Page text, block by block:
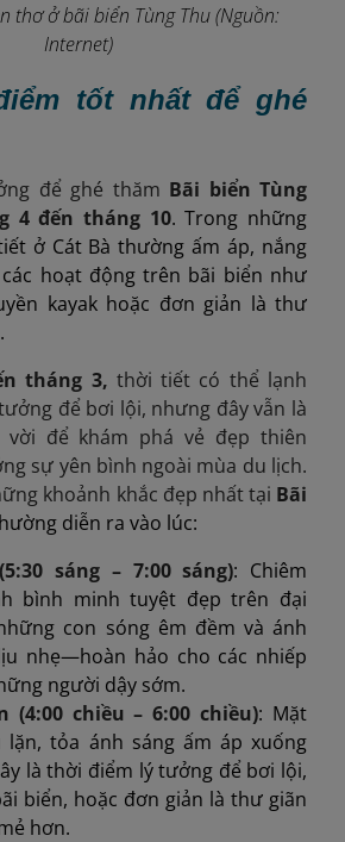
thơ ở bãi biển Tùng Thu (Nguồn:
Internet)
tốt nhất để ghé
để ghé thăm Bãi biển Tùng
4 đến tháng 10. Trong những
ở Cát Bà thường ấm áp, nắng
hoạt động trên bãi biển như
kayak hoặc đơn giản là thư
tháng 3, thời tiết có thể lạnh
để bơi lội, nhưng đây vẫn là
để khám phá vẻ đẹp thiên
sự yên bình ngoài mùa du lịch.
khoảnh khắc đẹp nhất tại Bãi
diễn ra vào lúc:
sáng – 7:00 sáng): Chiêm
bình minh tuyệt đẹp trên đại
con sóng êm đềm và ánh
nhẹ—hoàn hảo cho các nhiếp
người dậy sớm.
(4:00 chiều – 6:00 chiều): Mặt
tỏa ánh sáng ấm áp xuống
là thời điểm lý tưởng để bơi lội,
biển, hoặc đơn giản là thư giãn
hơn.